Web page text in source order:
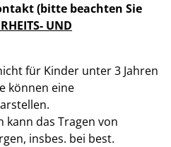
(bitte beachten Sie
UND
für Kinder unter 3 Jahren
können eine
kann das Tragen von
insbes. bei best.